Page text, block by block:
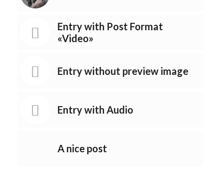
Entry with Post Format
«Video»
Entry without preview image
Entry with Audio
A nice post